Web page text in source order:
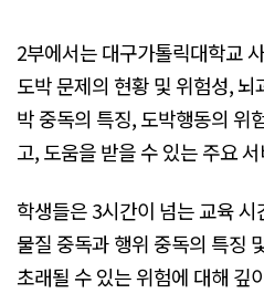
2부에서는 대구가톨릭대학교
도박 문제의 현황 및 위험성,
박 중독의 특징, 도박행동의 위
고, 도움을 받을 수 있는 주요
학생들은 3시간이 넘는 교육
물질 중독과 행위 중독의 특징
초래될 수 있는 위험에 대해 깊